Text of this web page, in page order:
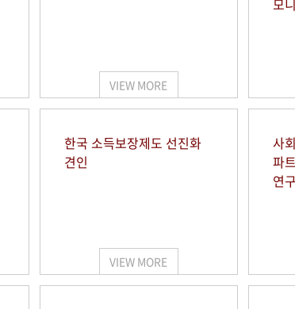
VIEW MORE
모
한국 소득보장제도 선진화
견인
VIEW MORE
사
파
연